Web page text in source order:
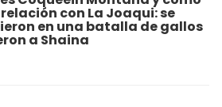
con La Joaqui: se
en una batalla de gallos
a Shaina